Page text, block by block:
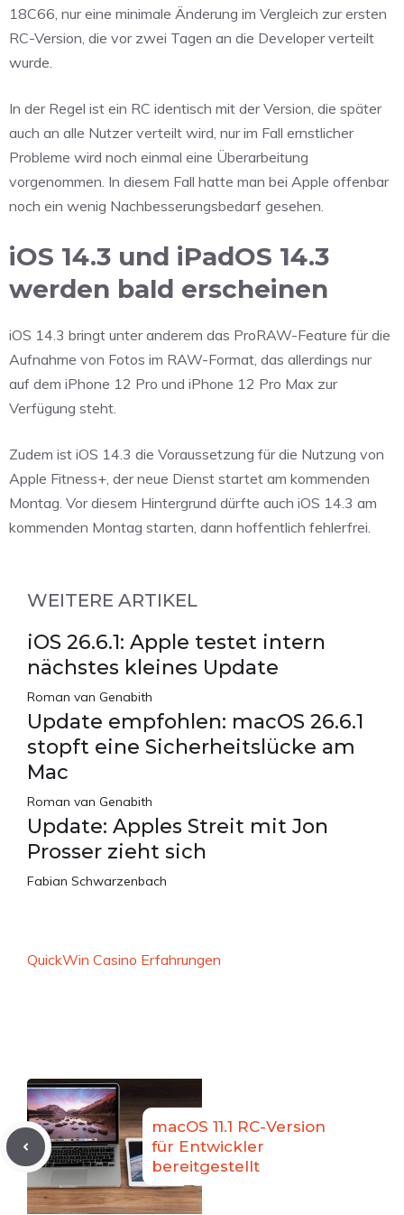
18C66, nur eine minimale Änderung im Vergleich zur ersten
RC-Version, die vor zwei Tagen an die Developer verteilt
wurde.
In der Regel ist ein RC identisch mit der Version, die später
auch an alle Nutzer verteilt wird, nur im Fall ernstlicher
Probleme wird noch einmal eine Überarbeitung
vorgenommen. In diesem Fall hatte man bei Apple offenbar
noch ein wenig Nachbesserungsbedarf gesehen.
iOS 14.3 und iPadOS 14.3
werden bald erscheinen
iOS 14.3 bringt unter anderem das ProRAW-Feature für die
Aufnahme von Fotos im RAW-Format, das allerdings nur
auf dem iPhone 12 Pro und iPhone 12 Pro Max zur
Verfügung steht.
Zudem ist iOS 14.3 die Voraussetzung für die Nutzung von
Apple Fitness+, der neue Dienst startet am kommenden
Montag. Vor diesem Hintergrund dürfte auch iOS 14.3 am
kommenden Montag starten, dann hoffentlich fehlerfrei.
WEITERE ARTIKEL
iOS 26.6.1: Apple testet intern
nächstes kleines Update
Roman van Genabith
Update empfohlen: macOS 26.6.1
stopft eine Sicherheitslücke am
Mac
Roman van Genabith
Update: Apples Streit mit Jon
Prosser zieht sich
Fabian Schwarzenbach
QuickWin Casino Erfahrungen
macOS 11.1 RC-Version
für Entwickler
bereitgestellt